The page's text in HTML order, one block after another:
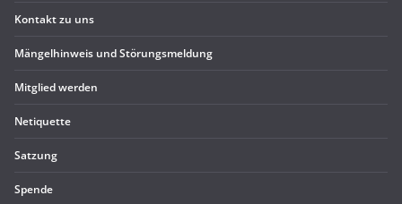
Kon­takt zu uns
Män­gel­hin­weis und Störungsmeldung
Mit­glied werden
Neti­quette
Sat­zung
Spende